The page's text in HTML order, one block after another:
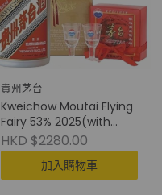
貴州茅台
Kweichow Moutai Flying
Fairy 53% 2025(with
Cup) 貴州茅台(附酒杯)
HKD $2280.00
加入購物車